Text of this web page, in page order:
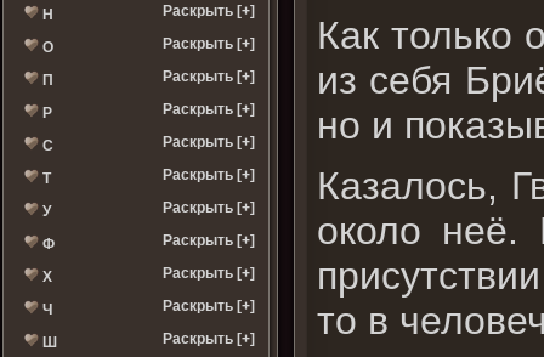
Н Раскрыть [+]
О Раскрыть [+]
П Раскрыть [+]
Р Раскрыть [+]
С Раскрыть [+]
Т Раскрыть [+]
У Раскрыть [+]
Ф Раскрыть [+]
Х Раскрыть [+]
Ч Раскрыть [+]
Ш Раскрыть [+]
Как только
из себя
но и
Казалось,
около неё.
то в